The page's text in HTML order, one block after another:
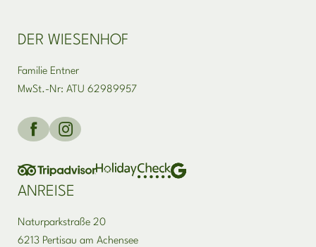
DER WIESENHOF
Familie Entner
MwSt.-Nr: ATU 62989957
ANREISE
Naturparkstraße 20
6213 Pertisau am Achensee